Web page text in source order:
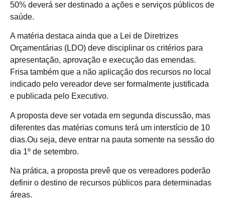
50% deverá ser destinado a ações e serviços públicos de
saúde.
A matéria destaca ainda que a Lei de Diretrizes
Orçamentárias (LDO) deve disciplinar os critérios para
apresentação, aprovação e execução das emendas.
Frisa também que a não aplicação dos recursos no local
indicado pelo vereador deve ser formalmente justificada
e publicada pelo Executivo.
A proposta deve ser votada em segunda discussão, mas
diferentes das matérias comuns terá um interstício de 10
dias.Ou seja, deve entrar na pauta somente na sessão do
dia 1º de setembro.
Na prática, a proposta prevê que os vereadores poderão
definir o destino de recursos públicos para determinadas
áreas.